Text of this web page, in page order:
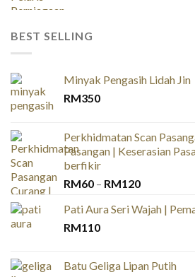
BEST SELLING
Minyak Pengasih Lidah Jin
RM350
Perkhidmatan Scan
Pasangan | Keserasian
berfikir
RM60 – RM120Price
RM60
Pati Aura Seri Wajah |
RM110
Batu Geliga Lipan Putih